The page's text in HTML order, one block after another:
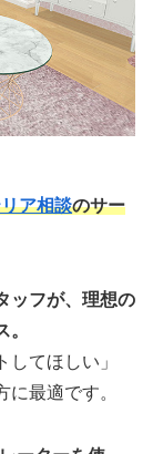
ア相談のサー
ッフが、理想の
してほしい」
に最適です。